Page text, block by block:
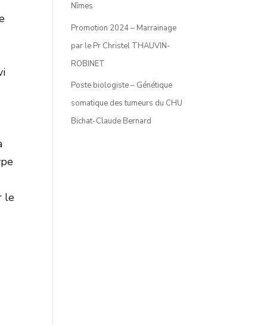
le
Nîmes
Promotion 2024 – Marrainage
par le Pr Christel THAUVIN-
ROBINET
Poste biologiste – Génétique
somatique des tumeurs du CHU
Bichat-Claude Bernard